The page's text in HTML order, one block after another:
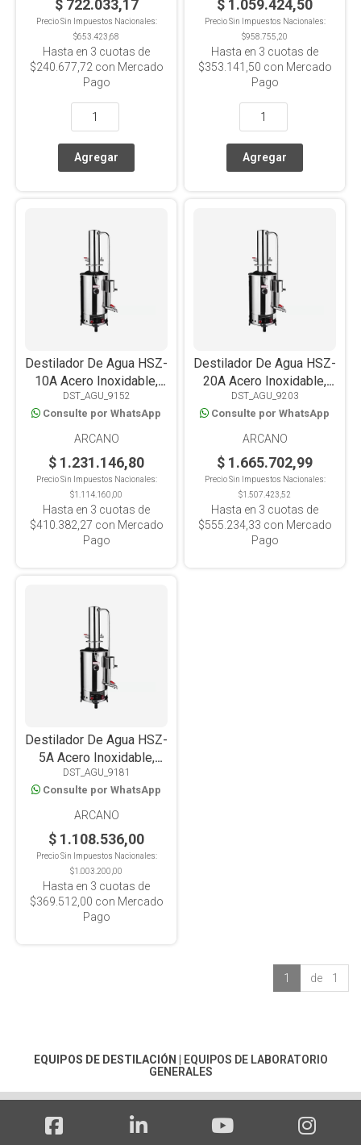
$ 722.033,17
Precio Sin Impuestos Nacionales:
$653.423,68
Hasta en 3 cuotas de
$240.677,72 con Mercado
Pago
$ 1.059.424,50
Precio Sin Impuestos Nacionales:
$958.755,20
Hasta en 3 cuotas de
$353.141,50 con Mercado
Pago
Destilador De Agua HSZ-
10A Acero Inoxidable,
Corte Automático de
Agua,10L/H
DST_AGU_9152
Consulte por WhatsApp
ARCANO
$ 1.231.146,80
Precio Sin Impuestos Nacionales:
$1.114.160,00
Hasta en 3 cuotas de
$410.382,27 con Mercado
Pago
Destilador De Agua HSZ-
20A Acero Inoxidable,
Corte Automático de
Agua, 20L/H
DST_AGU_9203
Consulte por WhatsApp
ARCANO
$ 1.665.702,99
Precio Sin Impuestos Nacionales:
$1.507.423,52
Hasta en 3 cuotas de
$555.234,33 con Mercado
Pago
Destilador De Agua HSZ-
5A Acero Inoxidable,
Corte Automático de
Agua, 5L/H
DST_AGU_9181
Consulte por WhatsApp
ARCANO
$ 1.108.536,00
Precio Sin Impuestos Nacionales:
$1.003.200,00
Hasta en 3 cuotas de
$369.512,00 con Mercado
Pago
1 de 1
EQUIPOS DE DESTILACIÓN
EQUIPOS DE LABORATORIO
GENERALES